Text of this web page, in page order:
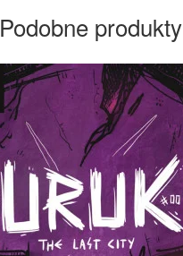
Podobne produkty